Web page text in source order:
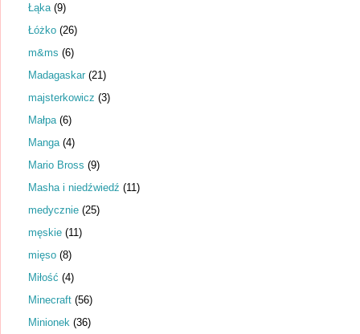
Łąka (9)
Łóżko (26)
m&ms (6)
Madagaskar (21)
majsterkowicz (3)
Małpa (6)
Manga (4)
Mario Bross (9)
Masha i niedźwiedź (11)
medycznie (25)
męskie (11)
mięso (8)
Miłość (4)
Minecraft (56)
Minionek (36)